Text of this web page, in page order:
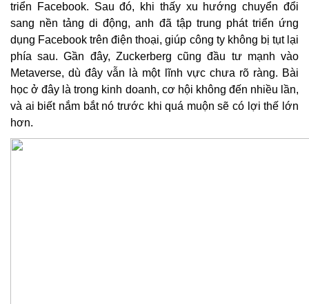
triển Facebook. Sau đó, khi thấy xu hướng chuyển đổi
sang nền tảng di động, anh đã tập trung phát triển ứng
dụng Facebook trên điện thoại, giúp công ty không bị tụt lại
phía sau. Gần đây, Zuckerberg cũng đầu tư mạnh vào
Metaverse, dù đây vẫn là một lĩnh vực chưa rõ ràng. Bài
học ở đây là trong kinh doanh, cơ hội không đến nhiều lần,
và ai biết nắm bắt nó trước khi quá muộn sẽ có lợi thế lớn
hơn.